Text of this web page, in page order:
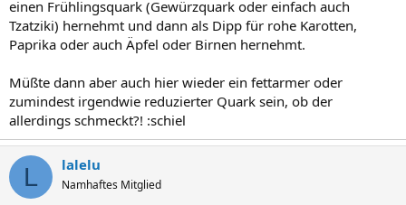
einen Frühlingsquark (Gewürzquark oder einfach auch
Tzatziki) hernehmt und dann als Dipp für rohe Karotten,
Paprika oder auch Äpfel oder Birnen hernehmt.
Müßte dann aber auch hier wieder ein fettarmer oder
zumindest irgendwie reduzierter Quark sein, ob der
allerdings schmeckt?! :schiel
L lalelu
Namhaftes Mitglied